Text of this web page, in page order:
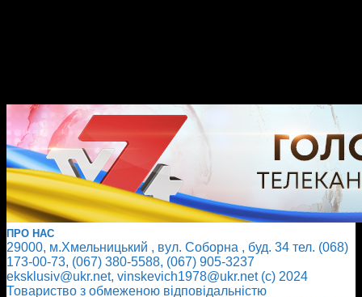
ПРО НАС
29000, м.Хмельницький , вул. Соборна , буд. 34 тел. (068)
173-00-73, (067) 380-5588, (067) 905-3237
eksklusiv@ukr.net, vinskevich1978@ukr.net (с) 2024
Товариство з обмеженою відповідальністю